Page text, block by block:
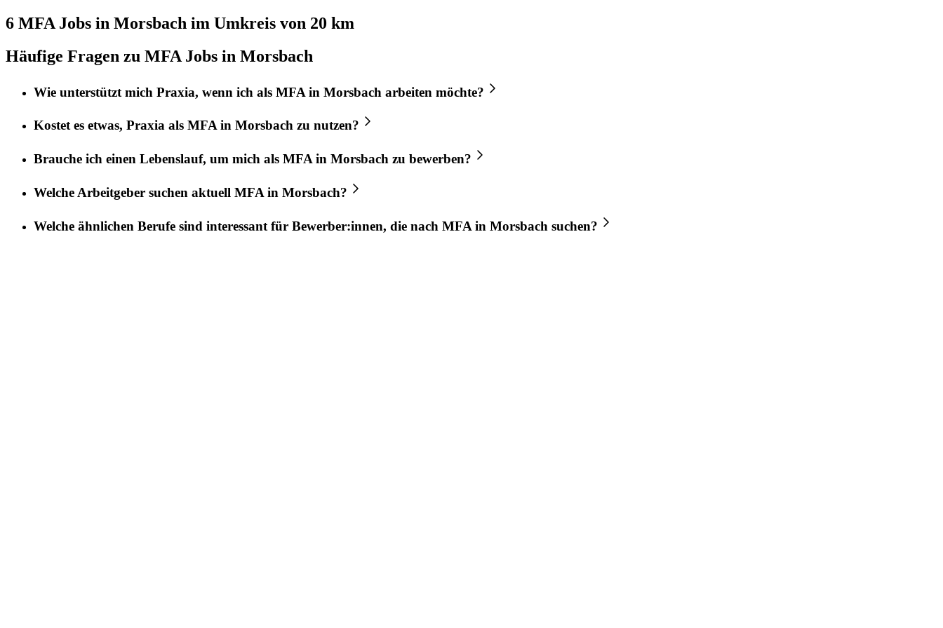
6 MFA Jobs in Morsbach im Umkreis von 20 km
Häufige Fragen zu MFA Jobs in Morsbach
Wie unterstützt mich Praxia, wenn ich als MFA in Morsbach arbeiten möchte?
Kostet es etwas, Praxia als MFAin Morsbach zu nutzen?
Brauche ich einen Lebenslauf, um mich als MFA in Morsbach zu bewerben?
Welche Arbeitgeber suchen aktuell MFA in Morsbach?
Welche ähnlichen Berufe sind interessant für Bewerber:innen, die nach MFA in Morsbach suchen?